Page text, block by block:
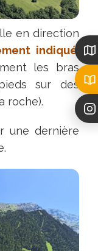
en direction
indiqué
les bras
sur des
roche).
une dernière